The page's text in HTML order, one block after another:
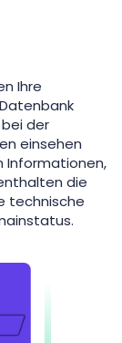
Ihre
der
einsehen
Informationen,
die
technische